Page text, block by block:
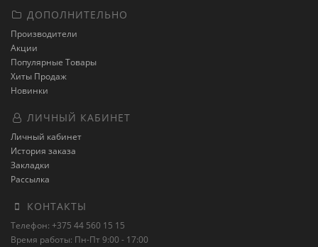
ДОПОЛНИТЕЛЬНО
Производители
Акции
Популярные Товары
Хиты Продаж
Новинки
ЛИЧНЫЙ КАБИНЕТ
Личный кабинет
История заказа
Закладки
Рассылка
КОНТАКТЫ
Телефон: +375 44 560 15 15
Время работы: Пн-Пт 9:00 - 17:00